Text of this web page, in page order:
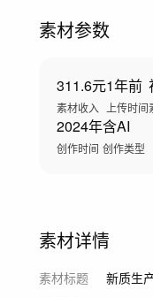
素材参数
311.6元
素材收入
1年前
上传时间
2024年
创作时间
含AI
创作类型
素材详情
素材标题
新质生